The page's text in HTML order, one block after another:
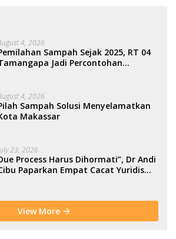
4, 2026
Sampah Sejak 2025, RT 04
Jadi Percontohan
4, 2026
Sampah Solusi Menyelamatkan
Makassar
23, 2026
Process Harus Dihormati”, Dr Andi
Paparkan Empat Cacat Yuridis
View More